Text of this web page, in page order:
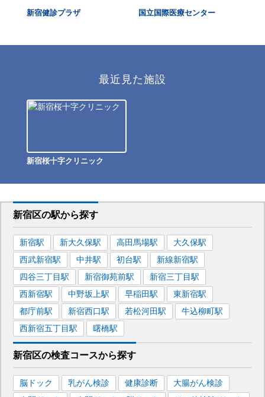
新宿健診プラザ 国立国際医療センター
最近見た施設
新宿桜十字クリニック
新宿区の駅から探す
新宿駅 新大久保駅 高田馬場駅 大久保駅
西武新宿駅 中井駅 初台駅 新線新宿駅
四谷三丁目駅 新宿御苑前駅 新宿三丁目駅
西新宿駅 中野坂上駅 早稲田駅 東新宿駅
都庁前駅 新宿西口駅 若松河田駅 牛込柳町駅
西新宿五丁目駅 曙橋駅
新宿区の検査コースから探す
脳ドック 乳がん検診 健康診断
大腸がん検診